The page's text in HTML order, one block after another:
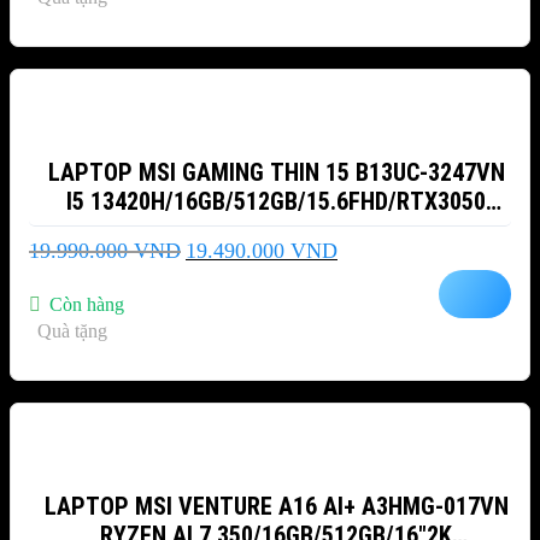
LAPTOP MSI GAMING THIN 15 B13UC-3247VN
I5 13420H/16GB/512GB/15.6FHD/RTX3050
4GB/WIN11
19.990.000VND Giá
19.490.000 VNDGiá
Còn hàng
Quà tặng
LAPTOP MSI VENTURE A16 AI+ A3HMG-017VN